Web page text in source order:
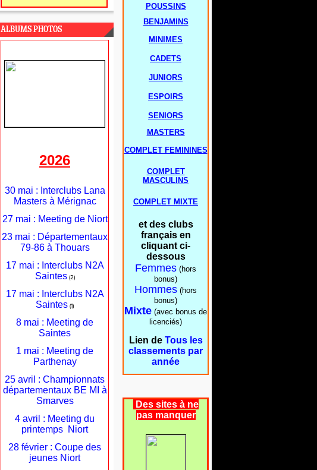
ALBUMS PHOTOS
2026
30 mai : Interclubs Lana
Masters à Mérignac
27 mai : Meeting de Niort
23 mai : Départementaux
79-86 à Thouars
17 mai : Interclubs N2A
Saintes(2)
17 mai : Interclubs N2A
Saintes (1)
8 mai : Meeting de
Saintes
1 mai : Meeting de
Parthenay
25 avril : Championnats
départementaux BE MI à
Smarves
4 avril : Meeting du
printemps Niort
28 février : Coupe des
jeunes Niort
POUSSINS
BENJAMINS
MINIMES
CADETS
JUNIORS
ESPOIRS
SENIORS
MASTERS
COMPLET FEMININES
COMPLET
MASCULINS
COMPLET MIXTE
et des clubs
français en
cliquant ci-
dessous
Femmes (hors
bonus)
Hommes (hors
bonus)
Mixte (avec bonus de
licenciés)
Lien de Tous les
classements par
année
Des sites à ne
pas manquer